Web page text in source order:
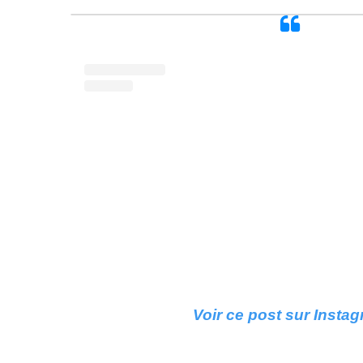
Voir ce post sur